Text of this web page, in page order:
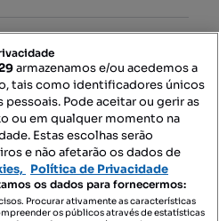
NOS:
armazenamos e/ou acedemos a
tais como identificadores únicos
Pode aceitar ou gerir as
ou em qualquer momento na
Estas escolhas serão
e não afetarão os dados de
Política de Privacidade
os dados para fornecermos:
Procurar ativamente as características
os públicos através de estatísticas